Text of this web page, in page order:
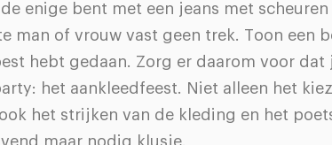
enige bent met een jeans met
man of vrouw vast geen trek. Toon een
hebt gedaan. Zorg er daarom voor dat
het aankleedfeest. Niet alleen het
het strijken van de kleding en het
maar nodig klusje.